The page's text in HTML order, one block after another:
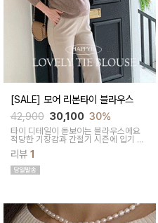
[SALE] 모어 리본타이 블라우스
42,900 30,100 30%
타이 디테일이 돋보이는 블라우스에요
적당한 기장감과 간절기 시즌에 입기 좋
은 두께감으로 활용도 좋아요
리뷰 1